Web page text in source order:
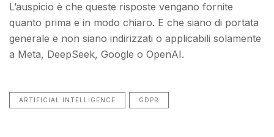
L’auspicio è che queste risposte vengano fornite
quanto prima e in modo chiaro. E che siano di portata
generale e non siano indirizzati o applicabili solamente
a Meta, DeepSeek, Google o OpenAI.
ARTIFICIAL INTELLIGENCE GDPR